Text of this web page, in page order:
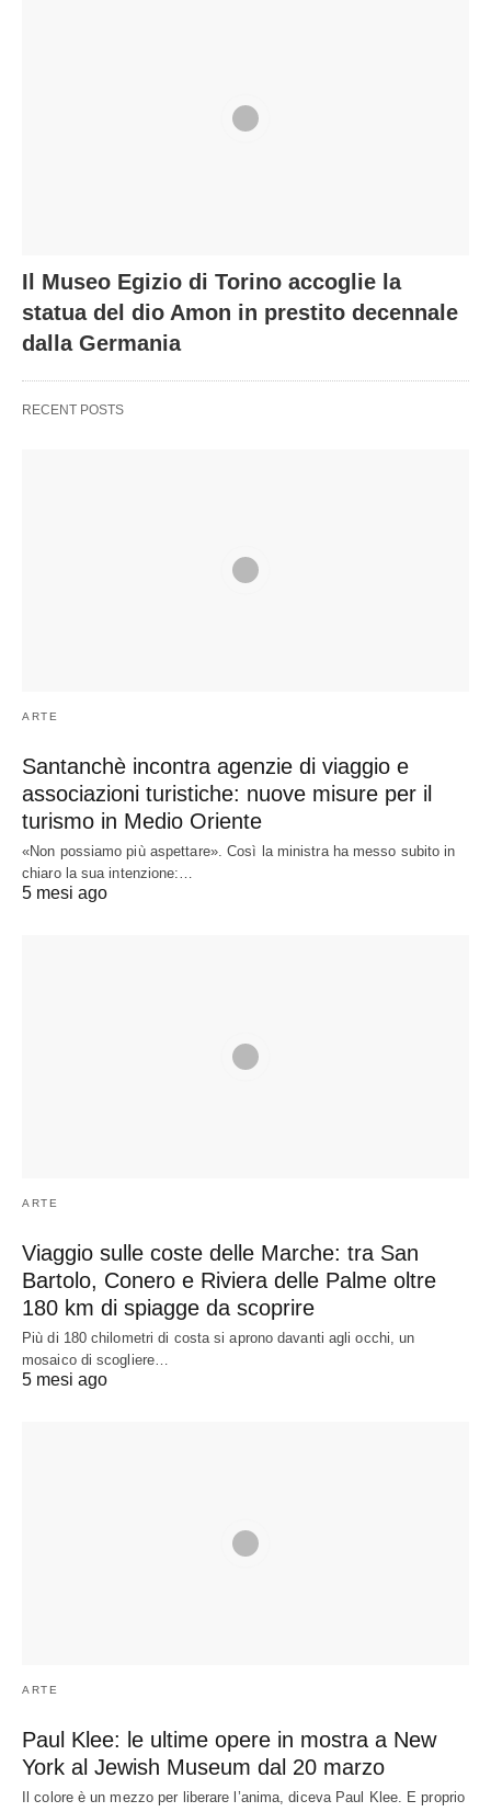
Il Museo Egizio di Torino accoglie la
statua del dio Amon in prestito decennale
dalla Germania
RECENT POSTS
ARTE
Santanchè incontra agenzie di viaggio e
associazioni turistiche: nuove misure per il
turismo in Medio Oriente
«Non possiamo più aspettare». Così la ministra ha messo subito in
chiaro la sua intenzione:…
5 mesi ago
ARTE
Viaggio sulle coste delle Marche: tra San
Bartolo, Conero e Riviera delle Palme oltre
180 km di spiagge da scoprire
Più di 180 chilometri di costa si aprono davanti agli occhi, un
mosaico di scogliere…
5 mesi ago
ARTE
Paul Klee: le ultime opere in mostra a New
York al Jewish Museum dal 20 marzo
Il colore è un mezzo per liberare l’anima, diceva Paul Klee. E proprio